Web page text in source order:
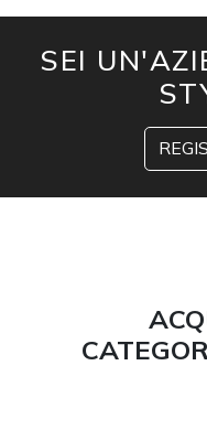
SEI